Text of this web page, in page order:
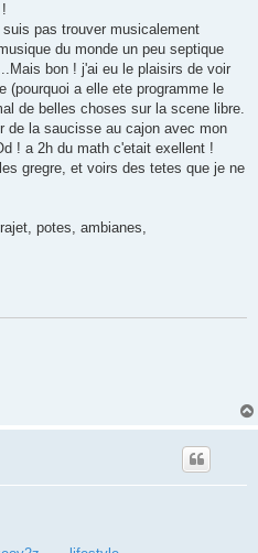
pas trouver musicalement
du monde un peu septique
bon ! j'ai eu le plaisirs de voir
(pourquoi a elle ete programme le
de belles choses sur la scene libre.
de la saucisse au cajon avec mon
! a 2h du math c'etait exellent !
gregre, et voirs des tetes que je ne
potes, ambianes,